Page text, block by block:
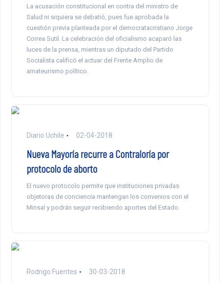
La acusación constitucional en contra del ministro de
Salud ni siquiera se debatió, pues fue aprobada la
cuestión previa planteada por el democratacristiano Jorge
Correa Sutil. La celebración del oficialismo acaparó las
luces de la prensa, mientras un diputado del Partido
Socialista calificó el actuar del Frente Amplio de
amateurismo político.
Diario Uchile 02-04-2018
Nueva Mayoría recurre a Contraloría por
protocolo de aborto
El nuevo protocolo permite que instituciones privadas
objetoras de conciencia mantengan los convenios con el
Minsal y podrán seguir recibiendo aportes del Estado.
Rodrigo Fuentes 30-03-2018